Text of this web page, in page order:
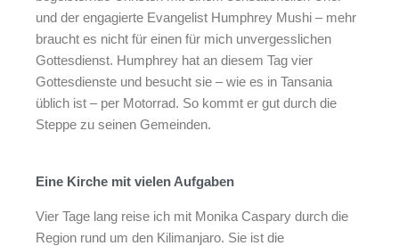
und der engagierte Evangelist Humphrey Mushi – mehr
braucht es nicht für einen für mich unvergesslichen
Gottesdienst. Humphrey hat an diesem Tag vier
Gottesdienste und besucht sie – wie es in Tansania
üblich ist – per Motorrad. So kommt er gut durch die
Steppe zu seinen Gemeinden.
Eine Kirche mit vielen Aufgaben
Vier Tage lang reise ich mit Monika Caspary durch die
Region rund um den Kilimanjaro. Sie ist die